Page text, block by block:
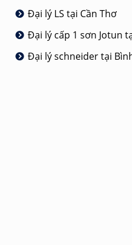
Đại lý LS tại Cần Thơ
Đại lý cấp 1 sơn Jotun
Đại lý schneider tại